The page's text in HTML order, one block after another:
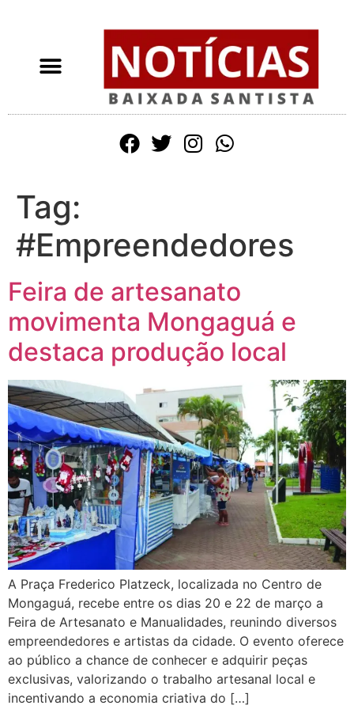
Tag:
#Empreendedores
Feira de artesanato
movimenta Mongaguá e
destaca produção local
A Praça Frederico Platzeck, localizada no Centro de
Mongaguá, recebe entre os dias 20 e 22 de março a
Feira de Artesanato e Manualidades, reunindo diversos
empreendedores e artistas da cidade. O evento oferece
ao público a chance de conhecer e adquirir peças
exclusivas, valorizando o trabalho artesanal local e
incentivando a economia criativa do […]